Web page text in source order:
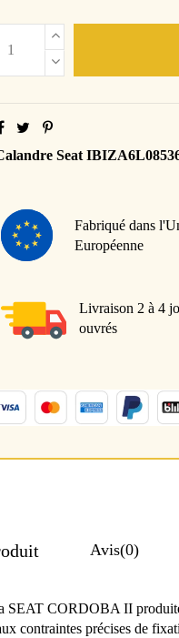
Seat
Fabriqué dans
Européenne
Livraison 2 à 4
ouvrés
Avis(0)
SEAT CORDOBA II
contraintes précises de